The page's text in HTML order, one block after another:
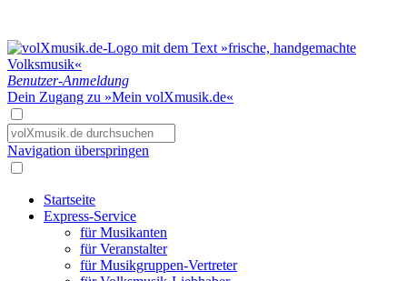
Benutzer-Anmeldung
Dein Zugang zu »Mein volXmusik.de«
Navigation überspringen
Startseite
Express-Service
für Musikanten
für Veranstalter
für Musikgruppen-Vertreter